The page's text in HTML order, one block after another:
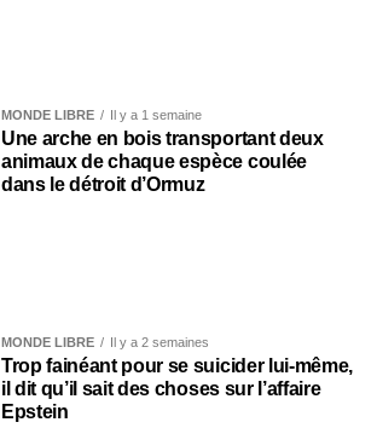
MONDE LIBRE Il y a 1 semaine
Une arche en bois transportant deux
animaux de chaque espèce coulée
dans le détroit d’Ormuz
MONDE LIBRE Il y a 2 semaines
Trop fainéant pour se suicider lui-même,
il dit qu’il sait des choses sur l’affaire
Epstein